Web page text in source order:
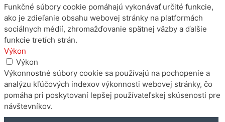
Funkčné súbory cookie pomáhajú vykonávať určité funkcie,
ako je zdieľanie obsahu webovej stránky na platformách
sociálnych médií, zhromažďovanie spätnej väzby a ďalšie
funkcie tretích strán.
Výkon
Výkon
Výkonnostné súbory cookie sa používajú na pochopenie a
analýzu kľúčových indexov výkonnosti webovej stránky, čo
pomáha pri poskytovaní lepšej používateľskej skúsenosti pre
návštevníkov.